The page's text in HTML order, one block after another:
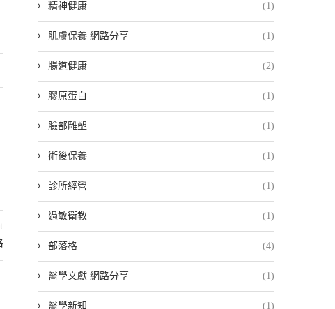
精神健康 (1)
肌膚保養 網路分享 (1)
腸道健康 (2)
膠原蛋白 (1)
臉部雕塑 (1)
術後保養 (1)
診所經營 (1)
過敏衛教 (1)
部落格 (4)
醫學文獻 網路分享 (1)
醫學新知 (1)